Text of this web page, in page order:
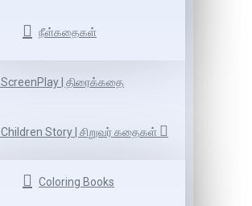
நீள்கதைகள்
ScreenPlay | திரைக்கதை
Children Story | சிறுவர் கதைகள்
Coloring Books